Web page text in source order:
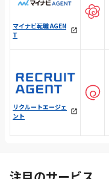
マイナビ転職 AGEN
T
リクルートエージェ
ント